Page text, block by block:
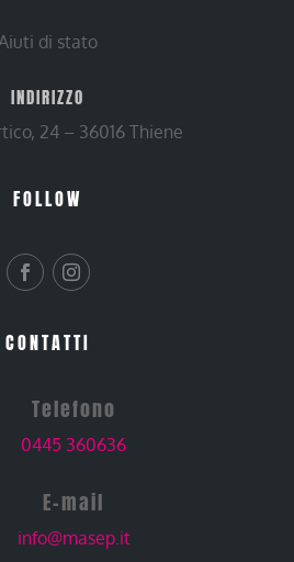
di stato
INDIRIZZO
24 – 36016 Thiene
FOLLOW
CONTATTI
Telefono
0445 360636
E-mail
info@masep.it